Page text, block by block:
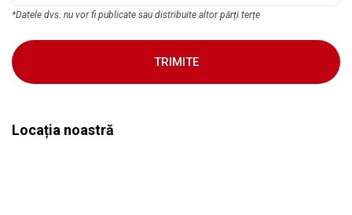
*Datele dvs. nu vor fi publicate sau distribuite altor părți terțe
TRIMITE
Locația noastră